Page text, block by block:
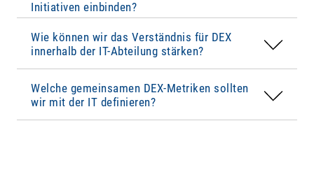
Initiativen einbinden?
Wie können wir das Verständnis für DEX
innerhalb der IT-Abteilung stärken?
Auswirkungen auf Mitarbeiterzufriedenheit und
Produktivität entsteht ein besseres gemeinsames
Verständnis für nutzerzentrierte IT.
Welche gemeinsamen DEX-Metriken sollten
wir mit der IT definieren?
IT-Performance(First Response Time im
Support, Change Request Processing Time)
Leistung
als auch die
Digital Employee
Experiencegemessen.